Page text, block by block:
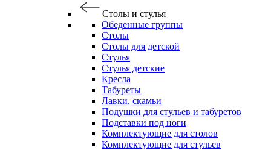
Столы и стулья
Обеденные группы
Столы
Столы для детской
Стулья
Стулья детские
Кресла
Табуреты
Лавки, скамьи
Подушки для стульев и табуретов
Подставки под ноги
Комплектующие для столов
Комплектующие для стульев